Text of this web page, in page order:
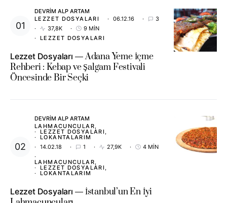
DEVRIM ALP ARTAM
LEZZET DOSYALARI
06.12.16
3
37,8K
9 MIN
LEZZET DOSYALARI
Lezzet Dosyaları
Adana Yeme İçme
Rehberi : Kebap ve Şalgam Festivali
Öncesinde Bir Seçki
DEVRIM ALP ARTAM
LAHMACUNCULAR
LEZZET DOSYALARI
LOKANTALARIM
14.02.18
1 27,9K 4 MIN
LAHMACUNCULAR
LEZZET DOSYALARI
LOKANTALARIM
Lezzet Dosyaları
İstanbul’un En İyi